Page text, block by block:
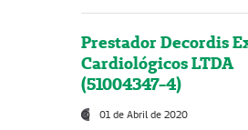
Prestador Decordis
Cardiológicos LTDA
(51004347-4)
01 de Abril de 2020